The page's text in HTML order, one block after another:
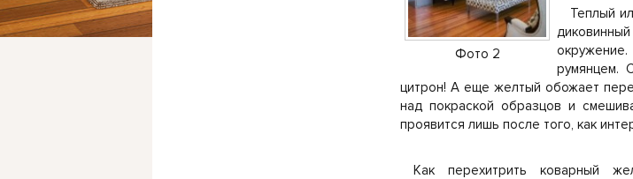
Фото 2
Теплый
румянцем.
цитрон! А еще желтый обожает
над покраской образцов и
проявится лишь после того, как
Как перехитрить коварный